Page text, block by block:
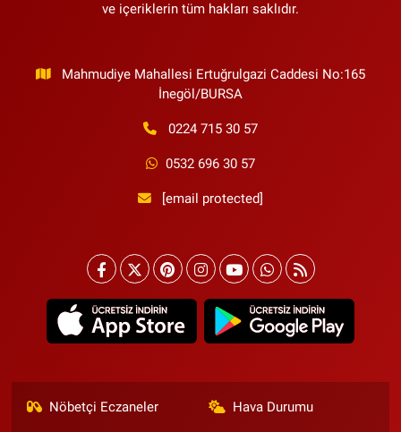
ve içeriklerin tüm hakları saklıdır.
Mahmudiye Mahallesi Ertuğrulgazi Caddesi No:165
İnegöl/BURSA
0224 715 30 57
0532 696 30 57
[email protected]
Nöbetçi Eczaneler Hava Durumu